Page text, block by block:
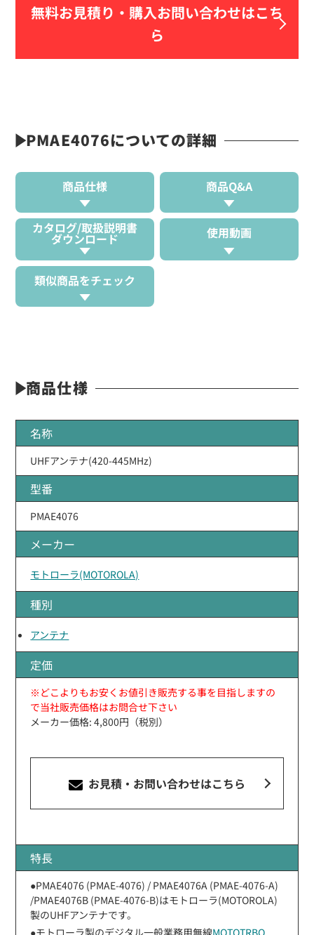
無料お見積り・ 購入お問い合わせはこち
ら
PMAE4076についての詳細
商品仕様 商品Q&A
カタログ/取扱説明書
ダウンロード 使用動画
類似商品をチェック
商品仕様
名称
UHFアンテナ(420-445MHz)
型番
PMAE4076
メーカー
モトローラ(MOTOROLA)
種別
アンテナ
定価
※どこよりもお安くお値引き販売する事を目指しますの
で当社販売価格はお問合せ下さい
メーカー価格: 4,800円（税別）
お見積・お問い合わせはこちら
特長
●PMAE4076 (PMAE-4076) / PMAE4076A (PMAE-4076-A)
/PMAE4076B (PMAE-4076-B)はモトローラ(MOTOROLA)
製のUHFアンテナです。
●モトローラ製のデジタル一般業務用無線MOTOTRBO